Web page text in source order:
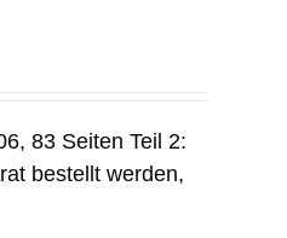
83 Seiten Teil 2:
bestellt werden,